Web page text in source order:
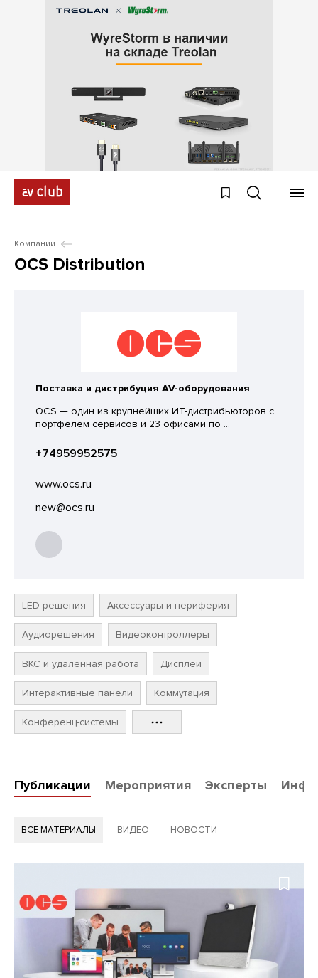
Компании
OCS Distribution
Поставка и дистрибуция AV-оборудования
OCS — один из крупнейших ИТ-дистрибьюторов с
портфелем сервисов и 23 офисами по ...
+74959952575
www.ocs.ru
new@ocs.ru
LED-решения Аксессуары и периферия
Аудиорешения Видеоконтроллеры
ВКС и удаленная работа Дисплеи
Интерактивные панели Коммутация
Конференц-системы
Публикации Мероприятия Эксперты
ВСЕ МАТЕРИАЛЫ ВИДЕО НОВОСТИ